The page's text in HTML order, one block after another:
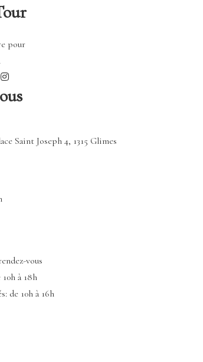
pour
Saint Joseph 4, 1315 Glimes
vous
à 18h
de 10h à 16h